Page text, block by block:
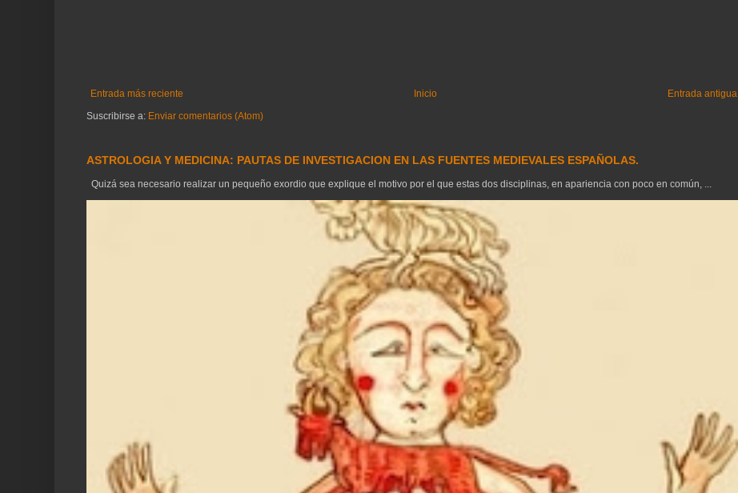
Entrada más reciente Entrada antigua
Inicio
Suscribirse a: Enviar comentarios (Atom)
ASTROLOGIA Y MEDICINA: PAUTAS DE INVESTIGACION EN LAS FUENTES MEDIEVALES ESPAÑOLAS.
Quizá sea necesario realizar un pequeño exordio que explique el motivo por el que estas dos disciplinas, en apariencia con poco en común, ...